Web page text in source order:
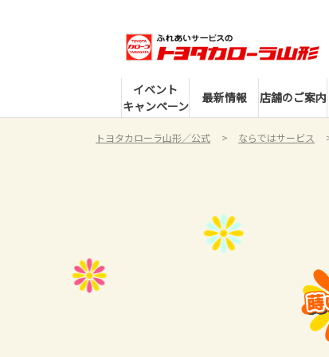
イベント
キャンペーン
最新情報 店舗のご案内
トヨタカローラ山形／公式 ならではサービス